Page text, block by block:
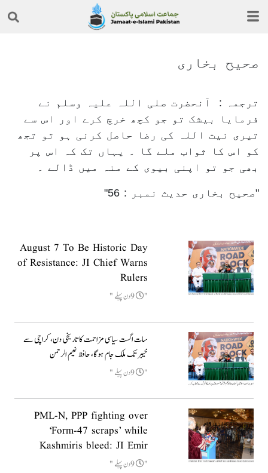
صحیح بخاری
ترجمہ : آنحضرت صلی اللہ علیہ وسلم نے
فرمایا بیشک تو جو کچھ خرچ کرے اور اس سے
تیری نیت اللہ کی رضا حاصل کرنی ہو تو تجھ
کو اس کا ثواب ملے گا ۔ یہاں تک کہ اس پر
بھی جو تو اپنی بیوی کے منہ میں ڈالے ۔
صحیح بخاری حدیث نمبر : 56
August 7 To Be Historic Day
of Resistance: JI Chief Warns
Rulers
9دن پہلے
سات اگست سیاسی مزاحمت کا تاریخی دن، کراچی سے
خیبر تک ملک جام ہوگا، حافظ نعیم الرحمن
9دن پہلے
PML-N, PPP fighting over
‘Form-47 scraps’ while
Kashmiris bleed: JI Emir
9دن پہلے